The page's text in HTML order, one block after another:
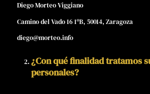
Diego Morteo Viggiano
Camino del Vado 16 1ºB, 50014, Zaragoza
diego@morteo.info
¿Con qué finalidad tratamos
personales?